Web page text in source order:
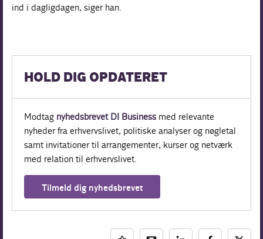
ind i dagligdagen, siger han.
HOLD DIG OPDATERET
Modtag nyhedsbrevet DI Business med relevante
nyheder fra erhvervslivet, politiske analyser og nøgletal
samt invitationer til arrangementer, kurser og netværk
med relation til erhvervslivet.
Tilmeld dig nyhedsbrevet